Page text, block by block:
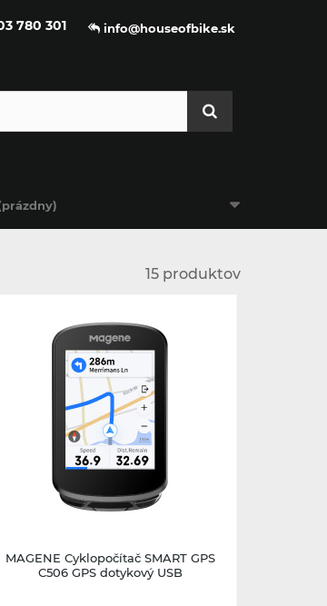
info@houseofbike.sk
780 301
15 produktov
1 - 3 dni
MAGENE Cyklopočítač SMART GPS
C506 GPS dotykový USB